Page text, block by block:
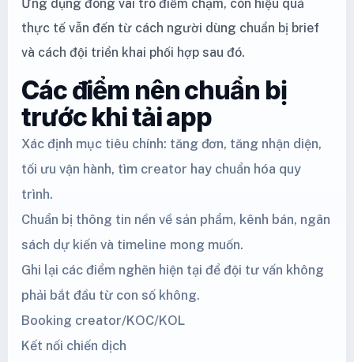
Ứng dụng đóng vai trò điểm chạm, còn hiệu quả
thực tế vẫn đến từ cách người dùng chuẩn bị brief
và cách đội triển khai phối hợp sau đó.
Các điểm nên chuẩn bị
trước khi tải app
Xác định mục tiêu chính: tăng đơn, tăng nhận diện,
tối ưu vận hành, tìm creator hay chuẩn hóa quy
trình.
Chuẩn bị thông tin nền về sản phẩm, kênh bán, ngân
sách dự kiến và timeline mong muốn.
Ghi lại các điểm nghẽn hiện tại để đội tư vấn không
phải bắt đầu từ con số không.
Booking creator/KOC/KOL
Kết nối chiến dịch